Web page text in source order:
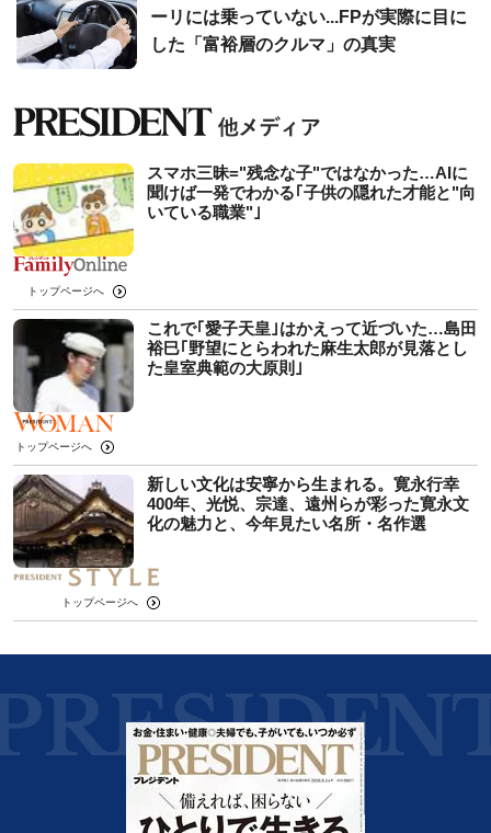
ーリには乗っていない...FPが実際に目に
した「富裕層のクルマ」の真実
スマホ三昧="残念な子"ではなかった…AIに
聞けば一発でわかる｢子供の隠れた才能と"向
いている職業"｣
トップページへ
これで｢愛子天皇｣はかえって近づいた…島田
裕巳｢野望にとらわれた麻生太郎が見落とし
た皇室典範の大原則｣
トップページへ
新しい文化は安寧から生まれる。寛永行幸
400年、光悦、宗達、遠州らが彩った寛永文
化の魅力と、今年見たい名所・名作選
トップページへ